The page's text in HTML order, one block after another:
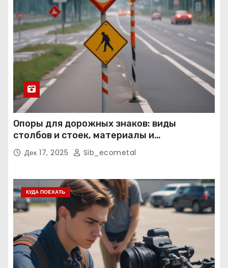
Опоры для дорожных знаков: виды
столбов и стоек, материалы и
нормативные требования
Дек 17, 2025 Sib_ecometal
КУДА ПОЕХАТЬ